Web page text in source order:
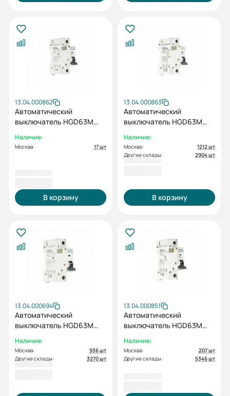
13.04.000862
Автоматический
выключатель HGD63M
(STANDARD)
Наличие:
Москва: 17 шт
В корзину
13.04.000863
Автоматический
выключатель HGD63M
(STANDARD)
Наличие:
Москва:
1212 шт
Другие склады:
2904 шт
В корзину
13.04.000694
Автоматический
выключатель HGD63M
(STANDARD)
Наличие:
Москва:
936 шт
Другие склады:
3270 шт
13.04.000851
Автоматический
выключатель HGD63M
6kA (STANDARD)
Наличие:
Москва:
207 шт
Другие склады:
5346 шт